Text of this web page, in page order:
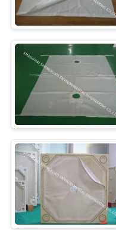
POLICYtas filter
kolektor
Tas